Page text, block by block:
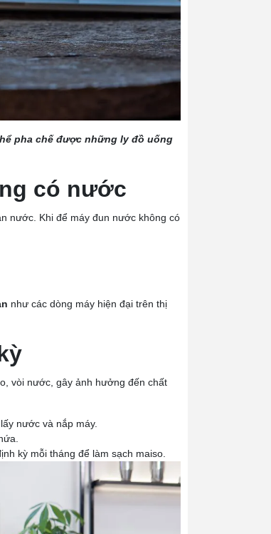
pha chế được những ly đồ uống
có nước
nước. Khi để máy đun nước không có
như các dòng máy hiện đại trên thị
vòi nước, gây ảnh hưởng đến chất
nước và nắp máy.
kỳ mỗi tháng để làm sạch maiso.